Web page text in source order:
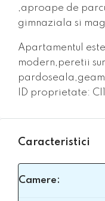
,aproape de
gimnaziala si
Apartamentul
modern,peretii
ID proprietate:
Caracteristici
Camere: